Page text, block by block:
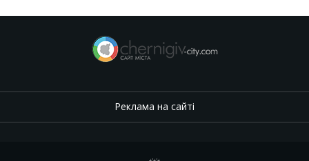
Реклама на сайті
.,.,.